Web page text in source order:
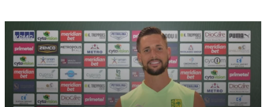
μετακίνησή του, αλλά ο παίκτης αρνήθηκε και επέμεινε
να λύσει το συμβόλαιό του, ώστε να μετακομίσει
ελεύθερα σε οποιαδήποτε νέα ομάδα το τρέχον
καλοκαίρι.